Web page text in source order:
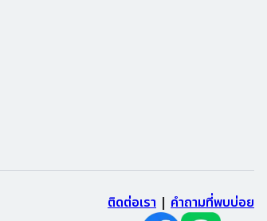
ติดต่อเรา | คำถามที่พบบ่อย